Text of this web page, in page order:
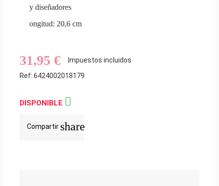
y diseñadores
Longitud: 20,6 cm
31,95 €
Impuestos incluidos
Ref: 6424002018179
DISPONIBLE 
Compartir share